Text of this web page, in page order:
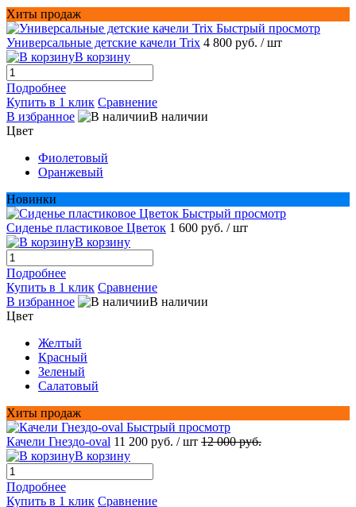
Хиты продаж
Быстрый просмотр
Универсальные детские качели Trix 4 800 руб. / шт
В корзину
Подробнее
Купить в 1 клик Сравнение
В избранное
В наличии
Цвет
Фиолетовый
Оранжевый
Новинки
Быстрый просмотр
Сиденье пластиковое Цветок 1 600 руб. / шт
В корзину
Подробнее
Купить в 1 клик Сравнение
В избранное
В наличии
Цвет
Желтый
Красный
Зеленый
Салатовый
Хиты продаж
Быстрый просмотр
Качели Гнездо-oval 11 200 руб. / шт 12 000 руб.
В корзину
Подробнее
Купить в 1 клик Сравнение